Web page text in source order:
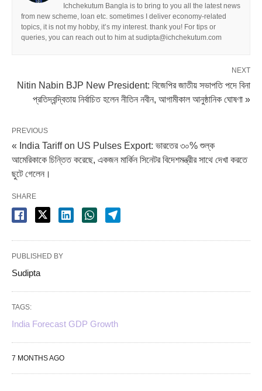
Ichchekutum Bangla is to bring to you all the latest news
from new scheme, loan etc. sometimes I deliver economy-related
topics, it is not my hobby, it’s my interest. thank you! For tips or
queries, you can reach out to him at sudipta@ichchekutum.com
NEXT
Nitin Nabin BJP New President: বিজেপির জাতীয় সভাপতি পদে বিনা
প্রতিদ্বন্দ্বিতায় নির্বাচিত হলেন নীতিন নবীন, আগামীকাল আনুষ্ঠানিক ঘোষণা »
PREVIOUS
« India Tariff on US Pulses Export: ভারতের ৩০% শুল্ক
আমেরিকাকে চিন্তিত করেছে, একজন মার্কিন সিনেটর বিদেশমন্ত্রীর সাথে দেখা করতে
ছুটে গেলেন।
SHARE
PUBLISHED BY
Sudipta
TAGS:
India Forecast GDP Growth
7 MONTHS AGO